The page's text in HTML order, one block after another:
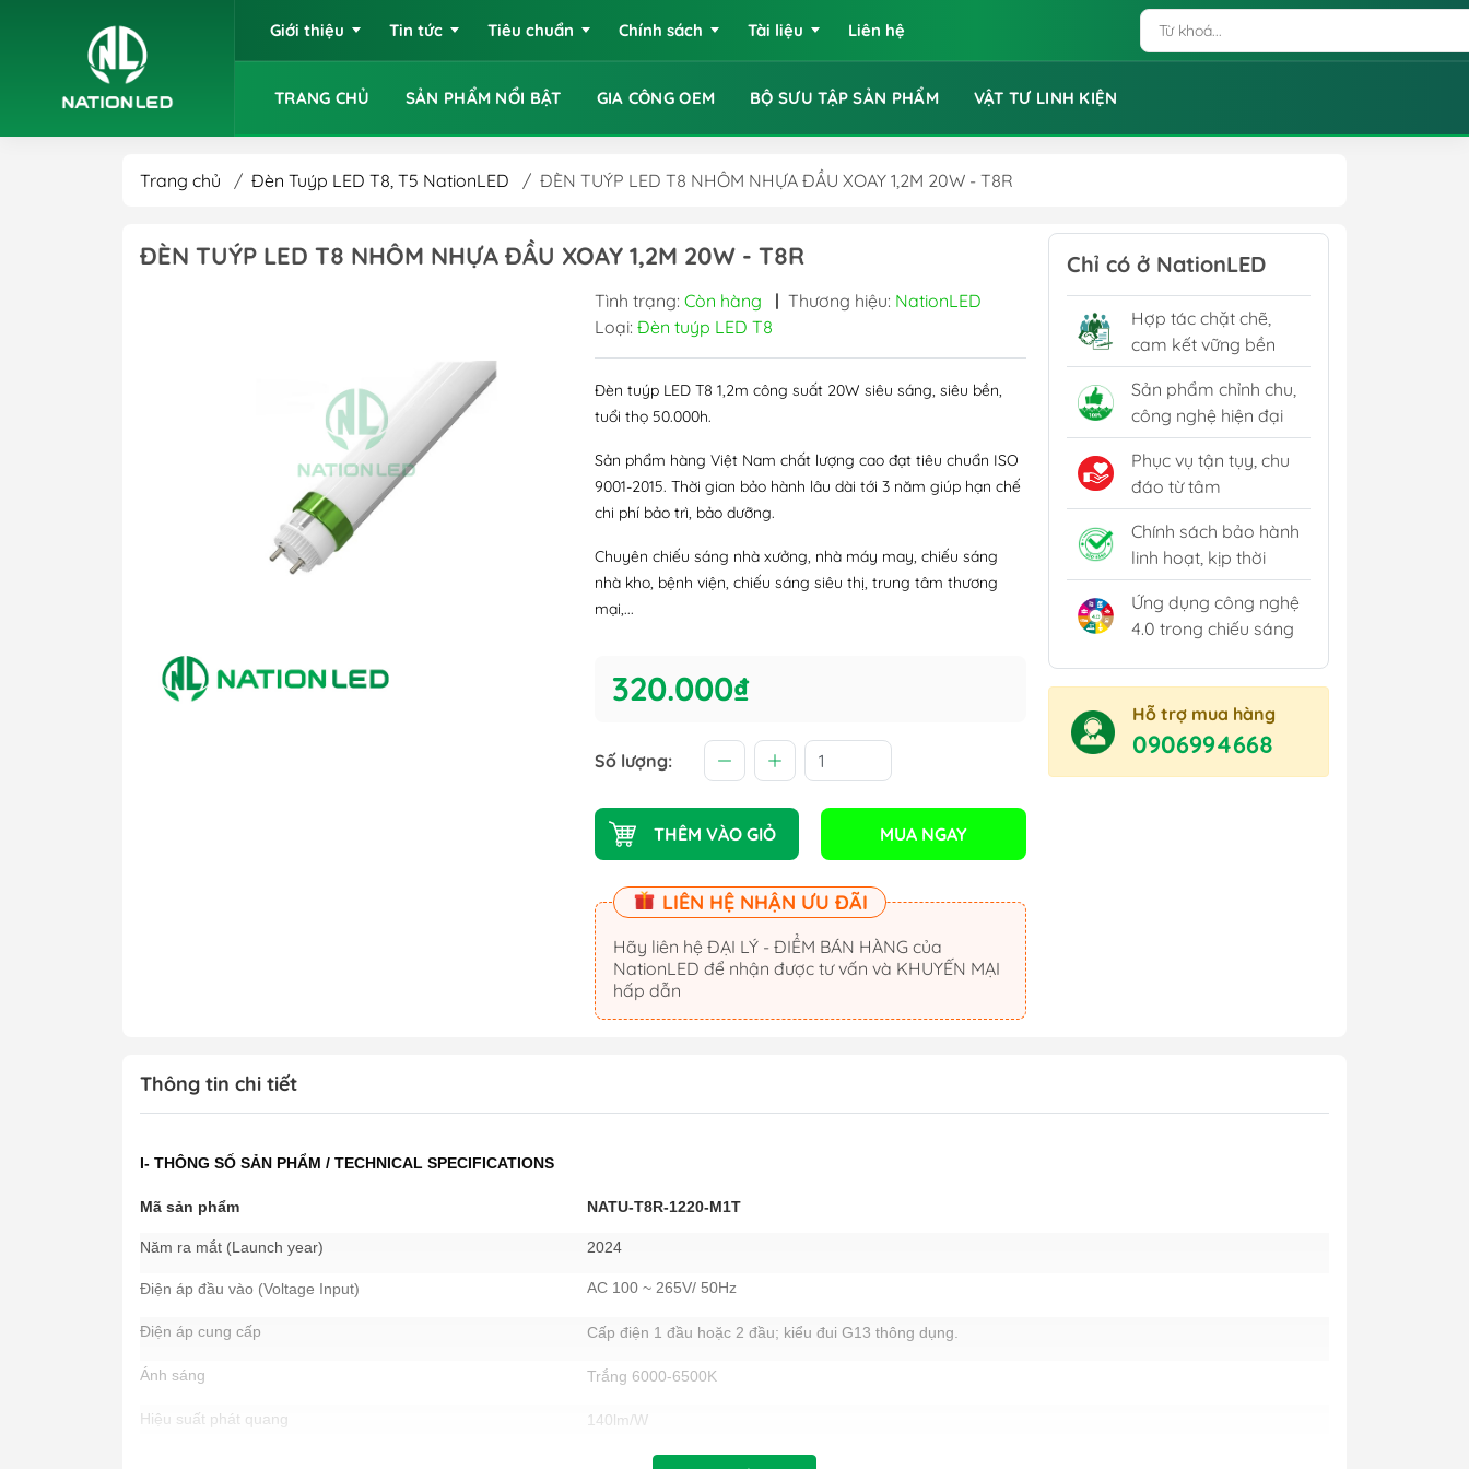
Giới thiệu Tin tức Tiêu chuẩn Chính sách Tài liệu Liên hệ
TRANG CHỦ SẢN PHẨM NỔI BẬT GIA CÔNG OEM BỘ SƯU TẬP SẢN PHẨM VẬT TƯ LINH KIỆN
Trang chủ / Đèn Tuýp LED T8, T5 NationLED / ĐÈN TUÝP LED T8 NHÔM NHỰA ĐẦU XOAY 1,2M 20W - T8R
ĐÈN TUÝP LED T8 NHÔM NHỰA ĐẦU XOAY 1,2M 20W - T8R
Tình trạng: Còn hàng | Thương hiệu: NationLED
Loại: Đèn tuýp LED T8
Đèn tuýp LED T8 1,2m công suất 20W siêu sáng, siêu bền,
tuổi thọ 50.000h.
Sản phẩm hàng Việt Nam chất lượng cao đạt tiêu chuẩn ISO
9001-2015. Thời gian bảo hành lâu dài tới 3 năm giúp hạn chế
chi phí bảo trì, bảo dưỡng.
Chuyên chiếu sáng nhà xưởng, nhà máy may, chiếu sáng
nhà kho, bệnh viện, chiếu sáng siêu thị, trung tâm thương
mại,...
320.000₫
Số lượng:
THÊM VÀO GIỎ MUA NGAY
LIÊN HỆ NHẬN ƯU ĐÃI
Hãy liên hệ ĐẠI LÝ - ĐIỂM BÁN HÀNG của
NationLED để nhận được tư vấn và KHUYẾN MẠI
hấp dẫn
Chỉ có ở NationLED
Hợp tác chặt chẽ,
cam kết vững bền
Sản phẩm chỉnh chu,
công nghệ hiện đại
Phục vụ tận tụy, chu
đáo từ tâm
Chính sách bảo hành
linh hoạt, kịp thời
Ứng dụng công nghệ
4.0 trong chiếu sáng
Hỗ trợ mua hàng
0906994668
Thông tin chi tiết
I- THÔNG SỐ SẢN PHẨM / TECHNICAL SPECIFICATIONS
Mã sản phẩm NATU-T8R-1220-M1T
Năm ra mắt (Launch year) 2024
Điện áp đầu vào (Voltage Input) AC 100 ~ 265V/ 50Hz
Điện áp cung cấp Cấp điện 1 đầu hoặc 2 đầu; kiểu đui G13 thông dụng.
Ánh sáng Trắng 6000-6500K
Hiệu suất phát quang 140lm/W
Có cơ cấu xoay 180⁰ chỉnh hướng chiếu sáng